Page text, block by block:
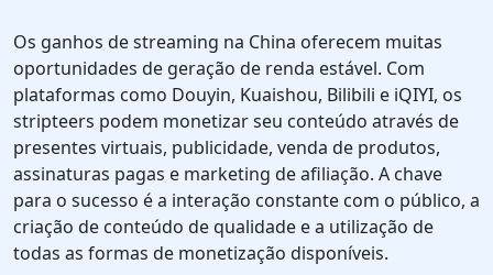
Os ganhos de streaming na China oferecem muitas
oportunidades de geração de renda estável. Com
plataformas como Douyin, Kuaishou, Bilibili e iQIYI, os
stripteers podem monetizar seu conteúdo através de
presentes virtuais, publicidade, venda de produtos,
assinaturas pagas e marketing de afiliação. A chave
para o sucesso é a interação constante com o público, a
criação de conteúdo de qualidade e a utilização de
todas as formas de monetização disponíveis.